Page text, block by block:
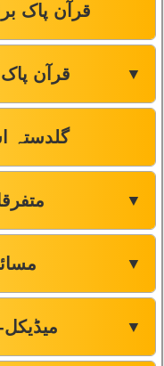
قرآن پاک
قرآن ▼
گلدستہ
▼
▼
▼